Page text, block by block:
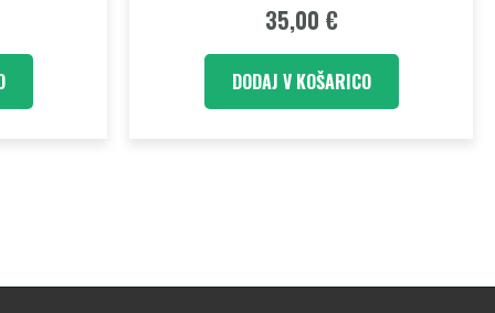
35,00 €
DODAJ V KOŠARICO